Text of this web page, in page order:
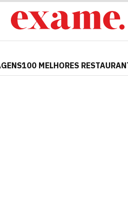
100 MELHORES